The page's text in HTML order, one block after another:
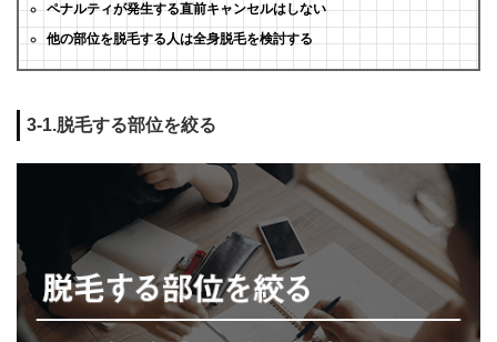
ペナルティが発生する直前キャンセルはしない
他の部位を脱毛する人は全身脱毛を検討する
3-1.脱毛する部位を絞る